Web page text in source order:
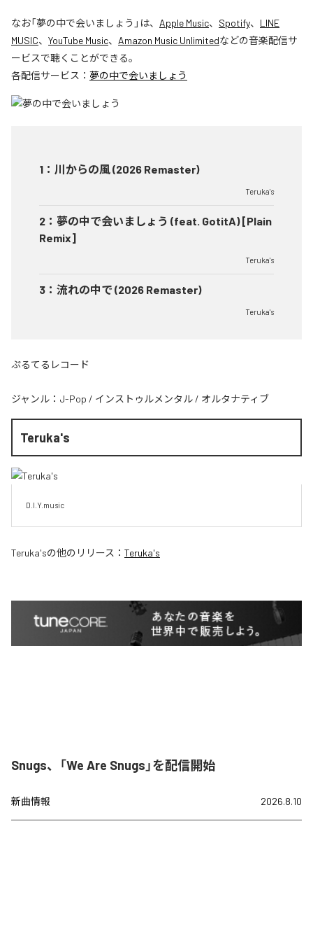
なお「夢の中で会いましょう 」は、 Apple Music、 Spotify、 LINE
MUSIC、 YouTube Music、 Amazon Music Unlimitedなどの音楽配信サ
ービスで聴くことができる。
各配信サービス： 夢の中で会いましょう
1 ： 川からの風 (2026 Remaster)
Teruka's
2 ： 夢の中で会いましょう (feat. GotitA) [Plain
Remix]
Teruka's
3 ： 流れの中で (2026 Remaster)
Teruka's
ぷるてるレコード
ジャンル： J-Pop / インストゥルメンタル / オルタナティブ
Teruka's
D.I.Y.music
Teruka'sの他のリリース： Teruka's
Snugs、「We Are Snugs」を配信開始
新曲情報 2026.8.10